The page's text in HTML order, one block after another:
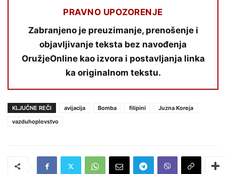
PRAVNO UPOZORENJE
Zabranjeno je preuzimanje, prenošenje i
objavljivanje teksta bez navođenja
OružjeOnline kao izvora i postavljanja linka
ka originalnom tekstu.
KLJUČNE REČI avijacija Bomba filipini
Juzna Koreja
vazduhoplovstvo